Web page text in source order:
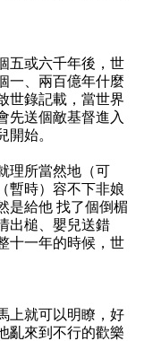
五或六千年後，世
一、兩百億年什麼
世錄記載，當世界
先送個敵基督進入
開始。
理所當然地（可
暫時）容不下非娘
是給他 找了個倒楣
出槌、嬰兒送錯
十一年的時候，世
上就可以明瞭，好
亂來到不行的歡樂